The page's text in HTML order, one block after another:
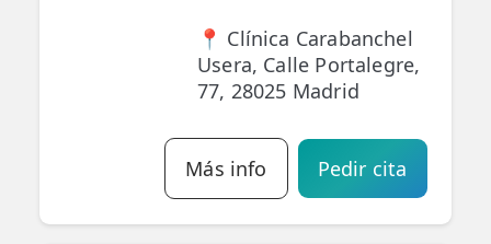
📍 Clínica Carabanchel
Usera, Calle Portalegre,
77, 28025 Madrid
Más info Pedir cita